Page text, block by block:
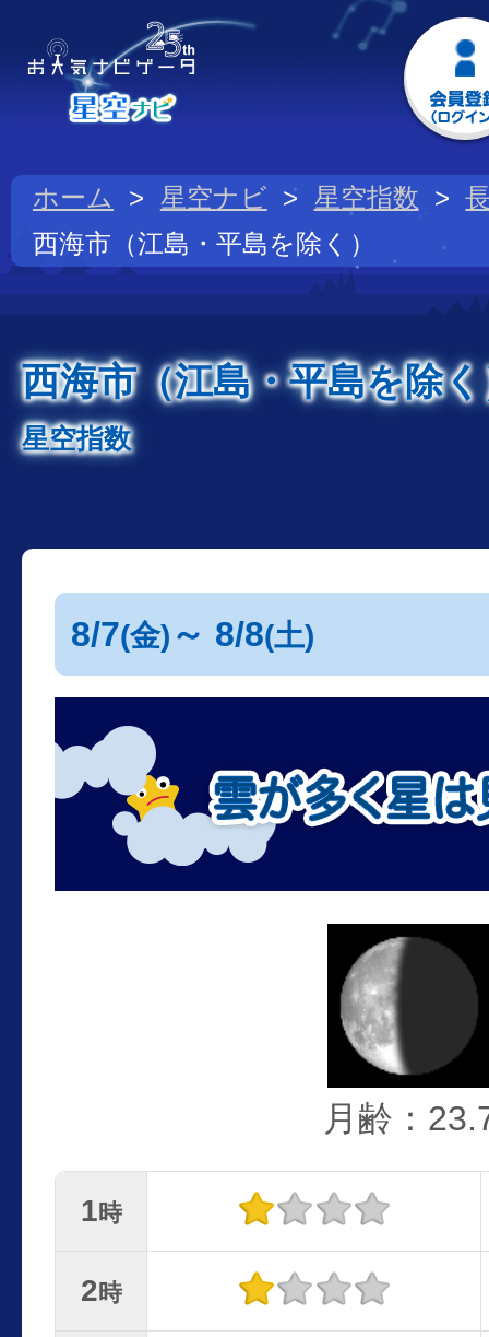
ホーム 星空ナビ 星空指数
西海市（江島・平島を除く）
西海市（江島・平島を除
星空指数
8/7(金) ～ 8/8(土)
月齢：
1時
2時